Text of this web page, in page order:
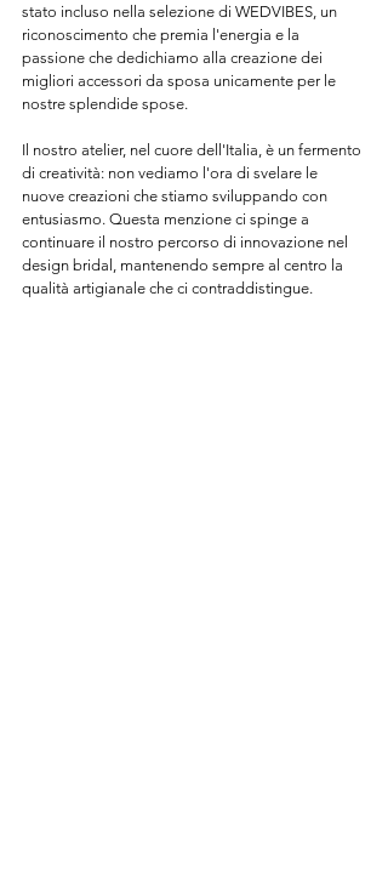
stato incluso nella selezione di WEDVIBES, un
riconoscimento che premia l'energia e la
passione che dedichiamo alla creazione dei
migliori accessori da sposa unicamente per le
nostre splendide spose.
Il nostro atelier, nel cuore dell'Italia, è un fermento
di creatività: non vediamo l'ora di svelare le
nuove creazioni che stiamo sviluppando con
entusiasmo. Questa menzione ci spinge a
continuare il nostro percorso di innovazione nel
design bridal, mantenendo sempre al centro la
qualità artigianale che ci contraddistingue.